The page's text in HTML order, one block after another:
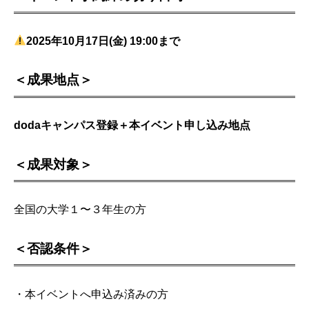
2025年10月17日(金) 19:00まで
＜成果地点＞
dodaキャンパス登録＋本イベント申し込み地点
＜成果対象＞
全国の大学１〜３年生の方
＜否認条件＞
・本イベントへ申込み済みの方